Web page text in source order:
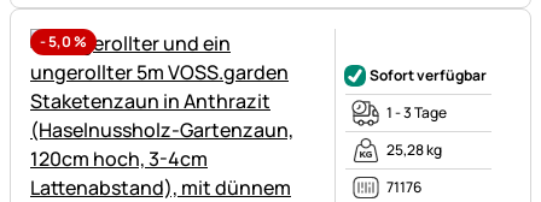
-5,0%
Sofort verfügbar
1 - 3 Tage
25,28 kg
71176